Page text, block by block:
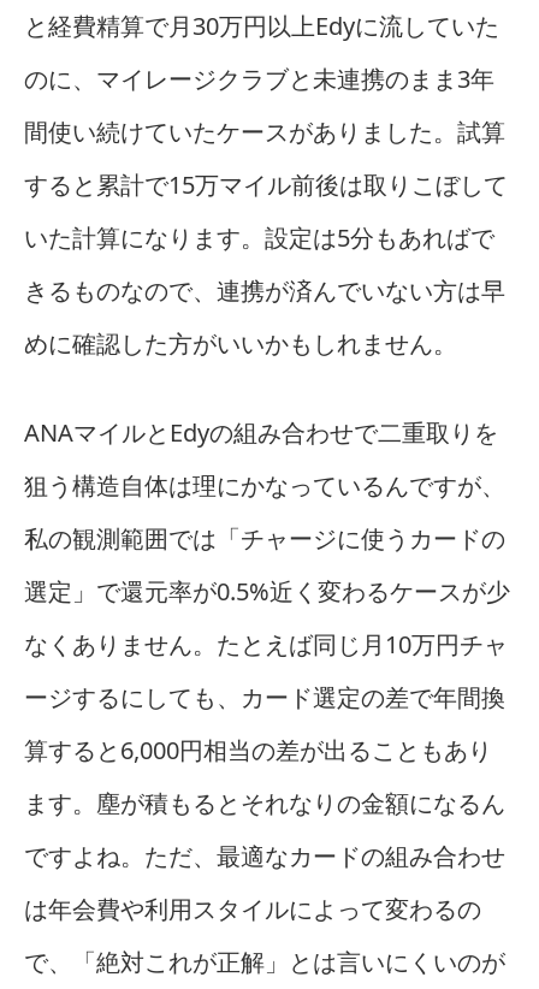
と経費精算で月30万円以上Edyに流していた
のに、マイレージクラブと未連携のまま3年
間使い続けていたケースがありました。試算
すると累計で15万マイル前後は取りこぼして
いた計算になります。設定は5分もあればで
きるものなので、連携が済んでいない方は早
めに確認した方がいいかもしれません。
ANAマイルとEdyの組み合わせで二重取りを
狙う構造自体は理にかなっているんですが、
私の観測範囲では「チャージに使うカードの
選定」で還元率が0.5%近く変わるケースが少
なくありません。たとえば同じ月10万円チャ
ージするにしても、カード選定の差で年間換
算すると6,000円相当の差が出ることもあり
ます。塵が積もるとそれなりの金額になるん
ですよね。ただ、最適なカードの組み合わせ
は年会費や利用スタイルによって変わるの
で、「絶対これが正解」とは言いにくいのが